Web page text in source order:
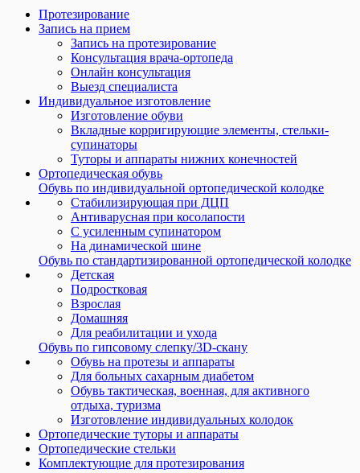
Протезирование
Запись на прием
Запись на протезирование
Консультация врача-ортопеда
Онлайн консультация
Выезд специалиста
Индивидуальное изготовление
Изготовление обуви
Вкладные корригирующие элементы, стельки-
супинаторы
Туторы и аппараты нижних конечностей
Ортопедическая обувь
Обувь по индивидуальной ортопедической колодке
Стабилизирующая при ДЦП
Антиварусная при косолапости
С усиленным супинатором
На динамической шине
Обувь по стандартизированной ортопедической колодке
Детская
Подростковая
Взрослая
Домашняя
Для реабилитации и ухода
Обувь по гипсовому слепку/3D-скану
Обувь на протезы и аппараты
Для больных сахарным диабетом
Обувь тактическая, военная, для активного
отдыха, туризма
Изготовление индивидуальных колодок
Ортопедические туторы и аппараты
Ортопедические cтельки
Комплектующие для протезирования